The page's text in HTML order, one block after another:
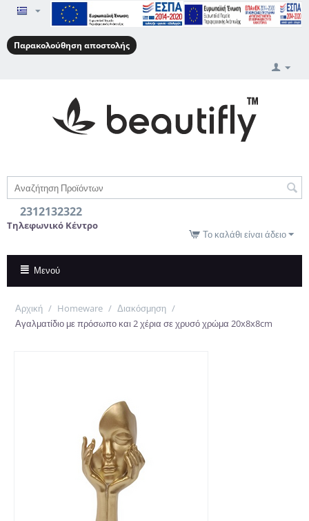
Παρακολούθηση αποστολής
2312132322
Τηλεφωνικό Κέντρο
Το καλάθι είναι άδειο
Μενού
Αρχική / Homeware / Διακόσμηση /
Αγαλματίδιο με πρόσωπο και 2 χέρια σε χρυσό χρώμα 20x8x8cm